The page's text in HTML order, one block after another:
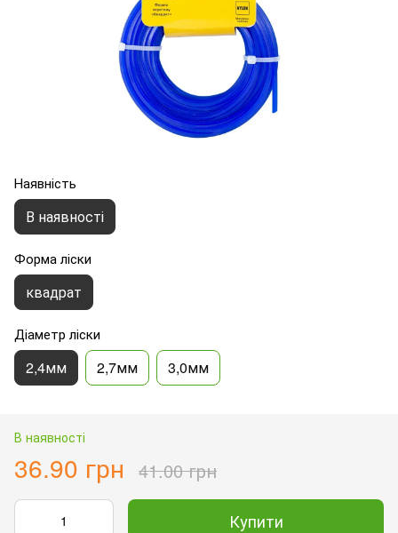
Наявність
В наявності
Форма ліски
квадрат
Діаметр ліски
2,4мм 2,7мм 3,0мм
В наявності
36.90 грн 41.00 грн
Купити